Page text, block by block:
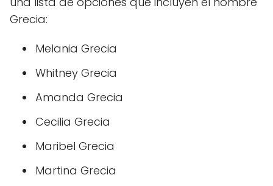
Grecia:
Melania Grecia
Whitney Grecia
Amanda Grecia
Cecilia Grecia
Maribel Grecia
Martina Grecia